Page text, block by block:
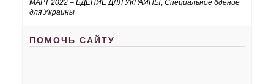
МАРТ 2022 – БДЕНИЕ ДЛЯ УКРАИНЫ,Специальное бдение
для Украины
ПОМОЧЬ САЙТУ